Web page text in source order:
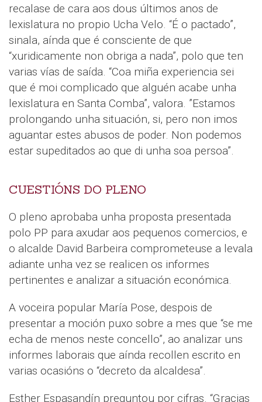
recalase de cara aos dous últimos anos de
lexislatura no propio Ucha Velo. “É o pactado”,
sinala, aínda que é consciente de que
“xuridicamente non obriga a nada”, polo que ten
varias vías de saída. “Coa miña experiencia sei
que é moi complicado que alguén acabe unha
lexislatura en Santa Comba”, valora. ”Estamos
prolongando unha situación, si, pero non imos
aguantar estes abusos de poder. Non podemos
estar supeditados ao que di unha soa persoa”.
CUESTIÓNS DO PLENO
O pleno aprobaba unha proposta presentada
polo PP para axudar aos pequenos comercios, e
o alcalde David Barbeira comprometeuse a levala
adiante unha vez se realicen os informes
pertinentes e analizar a situación económica.
A voceira popular María Pose, despois de
presentar a moción puxo sobre a mes que “se me
echa de menos neste concello”, ao analizar uns
informes laborais que aínda recollen escrito en
varias ocasións o “decreto da alcaldesa”.
Esther Espasandín preguntou por cifras. “Gracias